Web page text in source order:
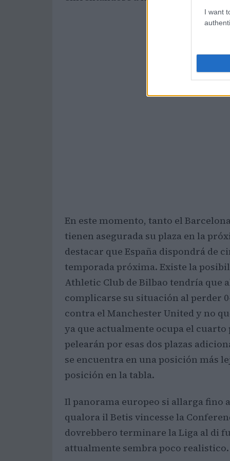
I want
En este momento, tanto el
tienen asegurada su plaza en la
destacar que España dispondrá de
temporada próxima. Existe la
Athletic Club de Bilbao tendría que
complicarse su situación al perder
contra el Manchester United y no
ya que actualmente ocupa el
pelearán por esas dos plazas
se encuentra en una posición más
posición en la tabla.
Il panorama europeo si allarga fino
qualora il Betis vincesse la
dovrebbero terminare la Liga al di
attualmente sembra poco realistico.